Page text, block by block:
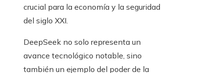
crucial para la economía y la seguridad
del siglo XXI.
DeepSeek no solo representa un
avance tecnológico notable, sino
también un ejemplo del poder de la